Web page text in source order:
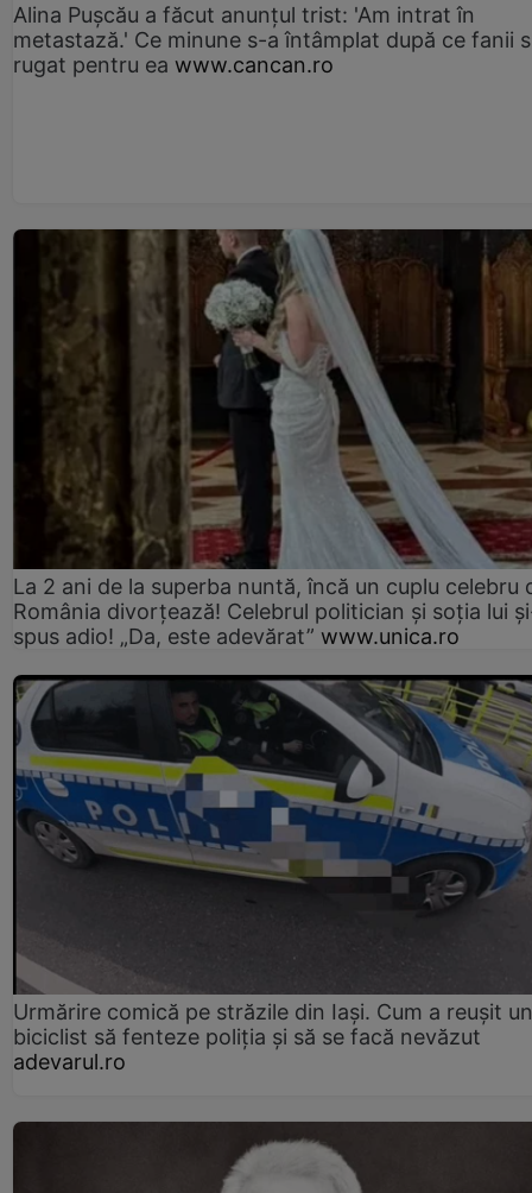
Alina Pușcău a făcut anunțul trist: 'Am intrat în
metastază.' Ce minune s-a întâmplat după ce fanii
rugat pentru ea www.cancan.ro
La 2 ani de la superba nuntă, încă un cuplu celebru
România divorțează! Celebrul politician și soția lui
spus adio! „Da, este adevărat” www.unica.ro
Urmărire comică pe străzile din Iași. Cum a reușit un
biciclist să fenteze poliția și să se facă nevăzut
adevarul.ro